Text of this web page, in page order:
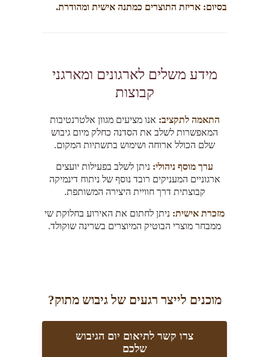
בסיום: אריזת התוצרים כמתנה אישית ומהודרת.
מידע משלים לארגונים ומארגני
קבוצות
התאמה לתקציב: אנו מציעים מגוון אלטרנטיבות
המאפשרות לשלב את הסדנה כחלק מיום גיבוש
שלם הכולל ארוחה ושימוש בתשתיות המקום.
ערך מוסף ניהולי: ניתן לשלב בפעילות יועצים
ארגוניים המעניקים רובד נוסף של ניתוח דינמיקה
קבוצתית דרך חוויית היצירה המשותפת.
מזכרת אישית: ניתן לחתום את האירוע בחלוקת שי
ממבחר מוצרי הבוטיק המיוצרים בשרינה שוקולד.
מוכנים לייצר רגעים של גיבוש מתוק?
צרו קשר לתיאום יום הגיבוש
שלכם